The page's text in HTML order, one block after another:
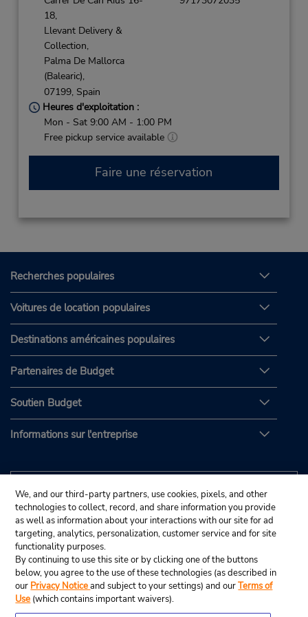
18,
Llevant Delivery &
Collection,
Palma De Mallorca
(Balearic),
07199, Spain
Heures d'exploitation :
Mon - Sat 9:00 AM - 1:00 PM
Free pickup service available
Faire une réservation
Recherches populaires
Voitures de location populaires
Destinations américaines populaires
Partenaires de Budget
Soutien Budget
Informations sur l'entreprise
We, and our third-party partners, use cookies, pixels, and other
technologies to collect, record, and share information you provide
as well as information about your interactions with our site for ad
targeting, analytics, personalization, customer service and for site
functionality purposes.
By continuing to use this site or by clicking one of the buttons
below, you agree to the use of these technologies (as described in
our Privacy Noticeand subject to your settings) and ourTerms of
Use (which contains important waivers).